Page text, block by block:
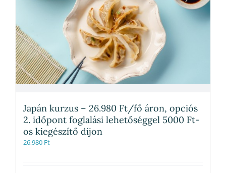
Japán kurzus – 26.980 Ft/fő áron, opciós
2. időpont foglalási lehetőséggel 5000 Ft-
os kiegészítő díjon
26,980 Ft